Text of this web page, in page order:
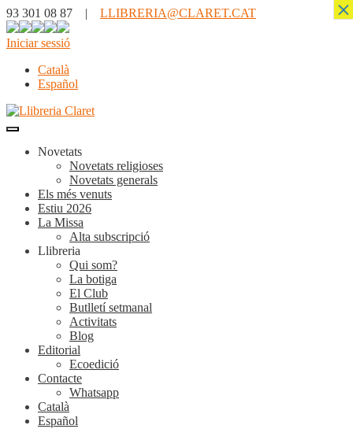
93 301 08 87 | LLIBRERIA@CLARET.CAT
Iniciar sessió
Català
Español
Novetats
Novetats religioses
Novetats generals
Els més venuts
Estiu 2026
La Missa
Alta subscripció
Llibreria
Qui som?
La botiga
El Club
Butlletí setmanal
Activitats
Blog
Editorial
Ecoedició
Contacte
Whatsapp
Català
Español
×